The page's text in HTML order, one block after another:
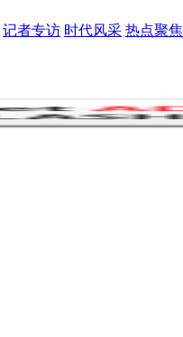
记者专访 时代风采 热点聚焦